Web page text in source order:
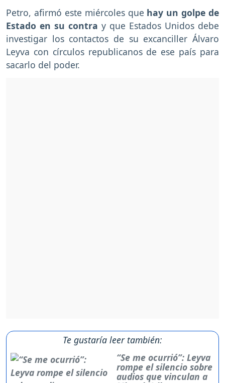
Petro, afirmó este miércoles que hay un golpe de
Estado en su contra y que Estados Unidos debe
investigar los contactos de su excanciller Álvaro
Leyva con círculos republicanos de ese país para
sacarlo del poder.
Te gustaría leer también:
“Se me ocurrió”: Leyva
rompe el silencio sobre
audios que vinculan a